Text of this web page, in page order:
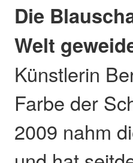
Die
Welt
Künstlerin
Farbe der
2009 nahm